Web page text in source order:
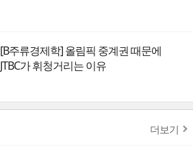
[B주류경제학] 올림픽 중계권 때문에
JTBC가 휘청거리는 이유
더보기